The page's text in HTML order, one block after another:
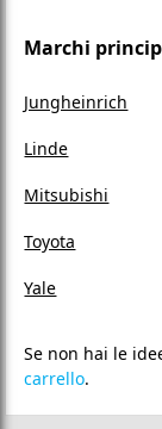
Marchi
Jungheinrich
Linde
Mitsubishi
Toyota
Yale
Se non hai le
carrello.